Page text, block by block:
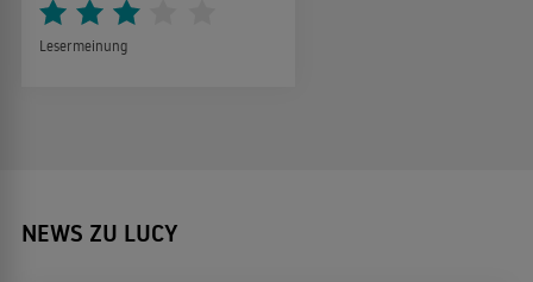
Lesermeinung
NEWS ZU LUCY